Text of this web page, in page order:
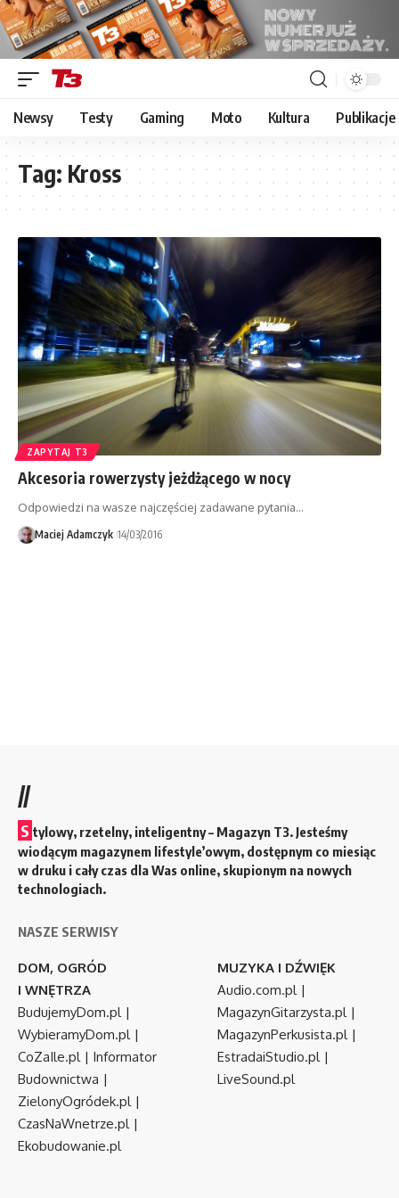
Newsy Testy Gaming Moto Kultura Publikacje
Tag: Kross
ZAPYTAJ T3
Akcesoria rowerzysty jeżdżącego w nocy
Odpowiedzi na wasze najczęściej zadawane pytania…
Maciej Adamczyk 14/03/2016
//
S tylowy, rzetelny, inteligentny – Magazyn T3. Jesteśmy
wiodącym magazynem lifestyle’owym, dostępnym co miesiąc
w druku i cały czas dla Was online, skupionym na nowych
technologiach.
NASZE SERWISY
DOM, OGRÓD
I WNĘTRZA
BudujemyDom.pl|
WybieramyDom.pl|
CoZaIle.pl| Informator
Budownictwa |
ZielonyOgródek.pl|
CzasNaWnetrze.pl|
Ekobudowanie.pl
MUZYKA I DŹWIĘK
Audio.com.pl|
MagazynGitarzysta.pl|
MagazynPerkusista.pl|
EstradaiStudio.pl|
LiveSound.pl